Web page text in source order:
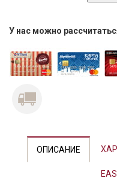
У нас можно
ОПИСАНИЕ